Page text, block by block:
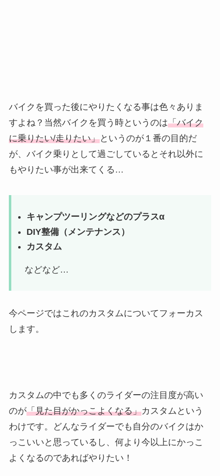
バイクを買った後にやりたくなる事は色々ありま
すよね？当然バイクを買う時というのは「バイク
に乗りたい/走りたい」というのが１番の目的だ
が、バイク乗りとして過ごしているとそれ以外に
もやりたい事が出来てくる…
キャンプツーリングなどのプラスα
DIY整備（メンテナンス）
カスタム
などなど…
今ページではこれのカスタムについてフォーカス
します。
カスタムの中でも多くのライダーの注目度が高い
のが「見た目がかっこよくなる」カスタムという
わけです。どんなライダーでも自分のバイクはか
っこいいと思っているし、何より今以上にかっこ
よくなるのであればやりたい！